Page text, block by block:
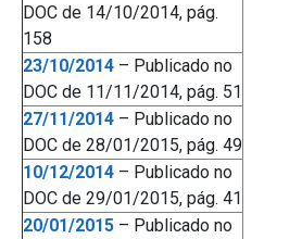
DOC de 14/10/2014, pág.
158
23/10/2014 – Publicado no
DOC de 11/11/2014, pág. 51
27/11/2014 – Publicado no
DOC de 28/01/2015, pág. 49
10/12/2014 – Publicado no
DOC de 29/01/2015, pág. 41
20/01/2015 – Publicado no